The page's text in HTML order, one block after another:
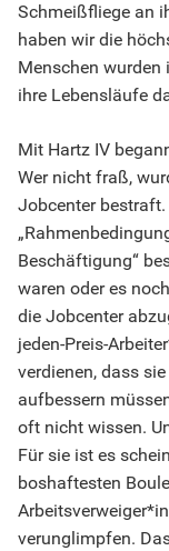
Schmeißfliege an
haben wir die
Menschen wurden
ihre Lebensläufe
Mit Hartz IV
Wer nicht fraß,
Jobcenter
Beschäftigung“
waren oder es
die Jobcenter
jeden-Preis-
verdienen, dass
aufbessern
oft nicht wissen.
Für sie ist es
boshaftesten
verunglimpfen.